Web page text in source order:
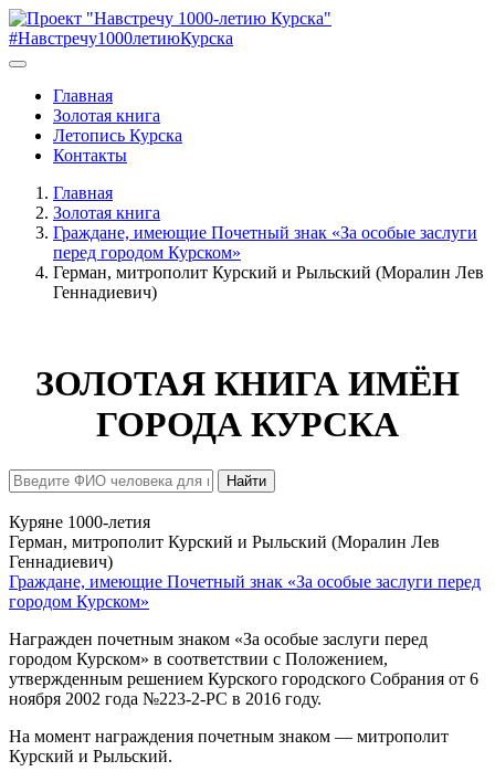
#Навстречу1000летиюКурска
Главная
Золотая книга
Летопись Курска
Контакты
Главная
Золотая книга
Граждане, имеющие Почетный знак «За особые заслуги
перед городом Курском»
Герман, митрополит Курский и Рыльский (Моралин Лев
Геннадиевич)
ЗОЛОТАЯ КНИГА ИМЁН
ГОРОДА КУРСКА
Найти
Куряне 1000-летия
Герман, митрополит Курский и Рыльский (Моралин Лев
Геннадиевич)
Граждане, имеющие Почетный знак «За особые заслуги перед
городом Курском»
Награжден почетным знаком «За особые заслуги перед
городом Курском» в соответствии с Положением,
утвержденным решением Курского городского Собрания от 6
ноября 2002 года №223-2-РС в 2016 году.
На момент награждения почетным знаком — митрополит
Курский и Рыльский.